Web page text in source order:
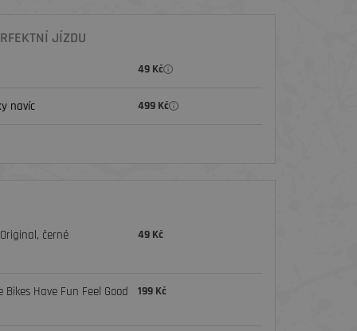
JÍZDU
49 Kč
navíc 499 Kč
černé 49 Kč
Have Fun Feel Good
199 Kč